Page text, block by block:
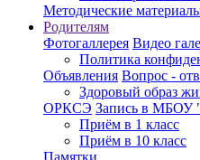
Методические
Родителям
Фотогаллерея Видео
Политика
Объявления Вопрос -
Здоровый образ
ОРКСЭ Запись в МБОУ
Приём в 1 класс
Приём в 10 класс
Памятки